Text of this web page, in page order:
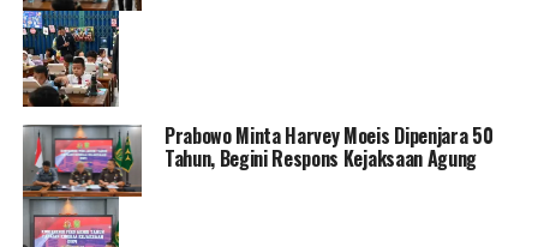
Prabowo Minta Harvey Moeis Dipenjara 50
Tahun, Begini Respons Kejaksaan Agung